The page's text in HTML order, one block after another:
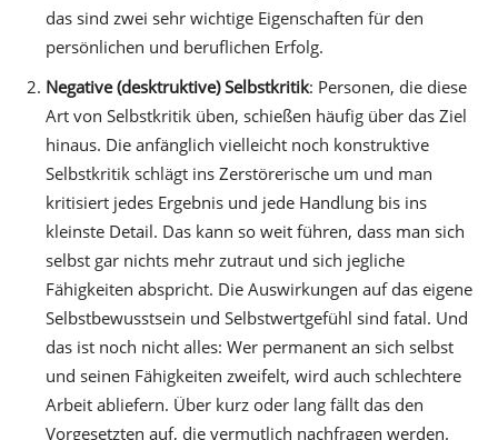
das sind zwei sehr wichtige Eigenschaften für den
persönlichen und beruflichen Erfolg.
Negative (desktruktive) Selbstkritik: Personen, die diese
Art von Selbstkritik üben, schießen häufig über das Ziel
hinaus. Die anfänglich vielleicht noch konstruktive
Selbstkritik schlägt ins Zerstörerische um und man
kritisiert jedes Ergebnis und jede Handlung bis ins
kleinste Detail. Das kann so weit führen, dass man sich
selbst gar nichts mehr zutraut und sich jegliche
Fähigkeiten abspricht. Die Auswirkungen auf das eigene
Selbstbewusstsein und Selbstwertgefühl sind fatal. Und
das ist noch nicht alles: Wer permanent an sich selbst
und seinen Fähigkeiten zweifelt, wird auch schlechtere
Arbeit abliefern. Über kurz oder lang fällt das den
Vorgesetzten auf, die vermutlich nachfragen werden.